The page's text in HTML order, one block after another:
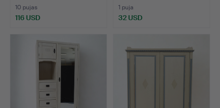
10 pujas
116 USD
1 puja
32 USD